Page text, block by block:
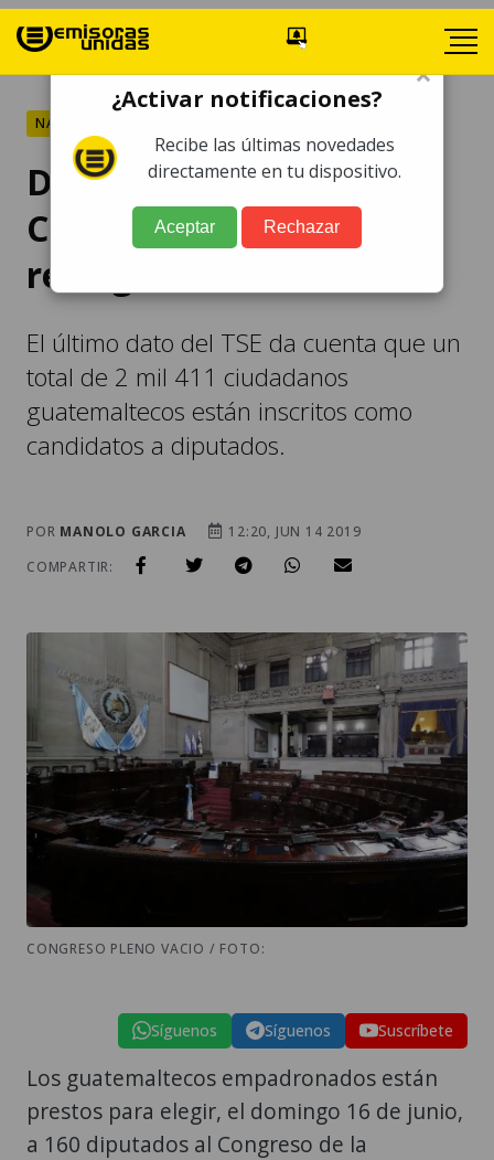
NACIONALES
Diputados faltistas del
Congreso quieren
reelegirse
El último dato del TSE da cuenta que un
total de 2 mil 411 ciudadanos
guatemaltecos están inscritos como
candidatos a diputados.
POR MANOLO GARCIA
12:20, JUN 14 2019
COMPARTIR:
CONGRESO PLENO VACIO / FOTO:
Síguenos Síguenos Suscríbete
Los guatemaltecos empadronados están
prestos para elegir, el domingo 16 de junio,
a 160 diputados al Congreso de la
×
¿Activar notificaciones?
Recibe las últimas novedades
directamente en tu dispositivo.
Aceptar Rechazar